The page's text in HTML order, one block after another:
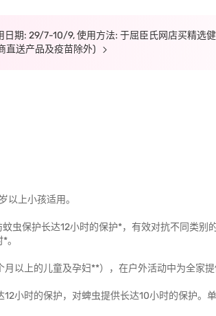
期: 29/7-10/9, 使用方法: 于屈臣氏网店买精选
直送产品及疫苗除外)
以上小孩适用。
虫保护长达12小时的保护*，有效对抗不同类别
。
以上的儿童及孕妇**），在户外活动中为全家提
小时的保护，对蜱虫提供长达10小时的保护。